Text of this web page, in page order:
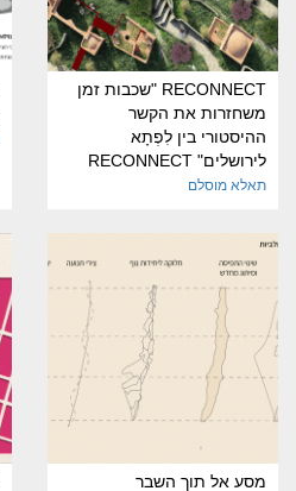
RECONNECT "שכבות זמן
משחזרות את הקשר
ההיסטורי בין לִפְתָא
לירושלים" RECONNECT
תאלא מוסלם
מסע אל תוך השבר